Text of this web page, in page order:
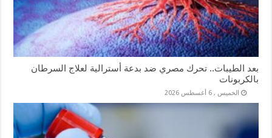
بعد الطيبات.. تحرك مصري ضد بدعة أسترالية لعلاج السرطان
بالكربونات
الخميس , 6 أغسطس 2026